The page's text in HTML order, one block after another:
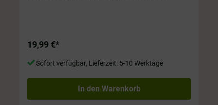
19,99 €*
Sofort verfügbar, Lieferzeit: 5-10 Werktage
In den Warenkorb